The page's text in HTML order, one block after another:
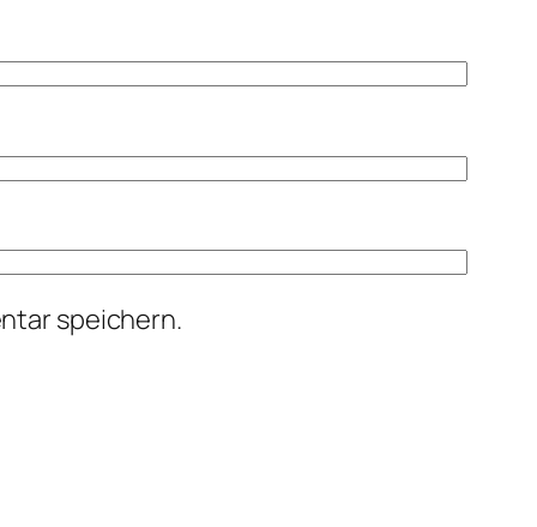
speichern.